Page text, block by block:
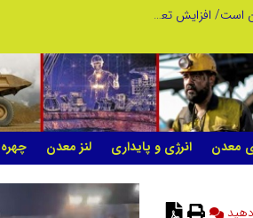
شانزدهمین مانور سراسری
معدن انرژی و پایداری لنز معدن